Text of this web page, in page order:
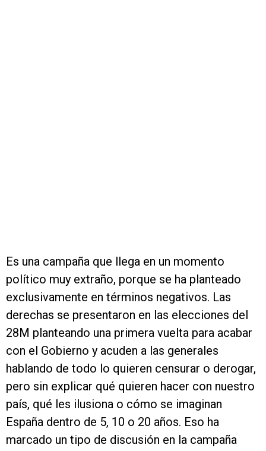
Es una campaña que llega en un momento
político muy extraño, porque se ha planteado
exclusivamente en términos negativos. Las
derechas se presentaron en las elecciones del
28M planteando una primera vuelta para acabar
con el Gobierno y acuden a las generales
hablando de todo lo quieren censurar o derogar,
pero sin explicar qué quieren hacer con nuestro
país, qué les ilusiona o cómo se imaginan
España dentro de 5, 10 o 20 años. Eso ha
marcado un tipo de discusión en la campaña